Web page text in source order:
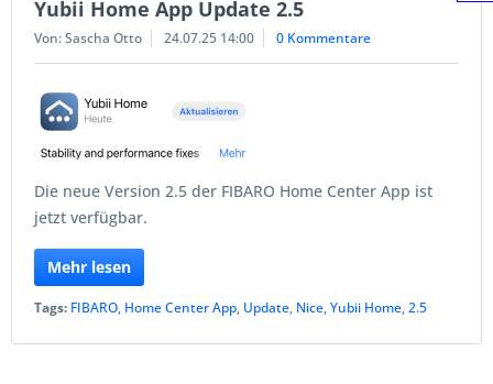
Yubii Home App Update 2.5
Von: Sascha Otto 24.07.25 14:00 0 Kommentare
Die neue Version 2.5 der FIBARO Home Center App ist
jetzt verfügbar.
Mehr lesen
Tags: FIBARO, Home Center App, Update, Nice,Yubii Home,2.5